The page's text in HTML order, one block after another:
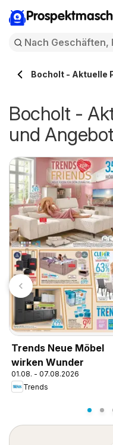
Bocholt - Aktuelle
Bocholt -
und
Trends Neue Möbel
wirken Wunder
01.08. - 07.08.2026
Trends